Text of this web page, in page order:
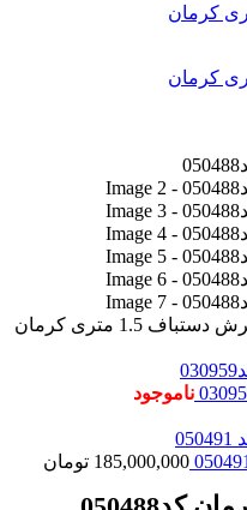
فرش دستباف 1.5 متری کرمان
ناموجود
185,000,000 تومان